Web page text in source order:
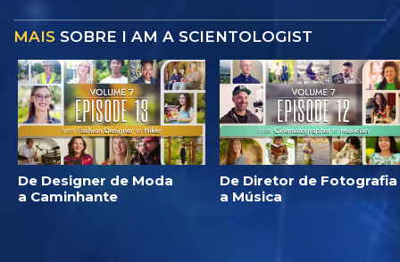
MAIS SOBRE I AM A SCIENTOLOGIST
De Designer de Moda
a Caminhante
De Diretor de Fotografia
a Música